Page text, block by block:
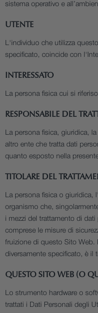
sistema operativo e
UTENTE
L'individuo che utilizza
specificato, coincide con
INTERESSATO
La persona fisica cui si
RESPONSABILE DEL
La persona fisica, giuridica,
altro ente che tratta dati
quanto esposto nella
TITOLARE DEL
La persona fisica o giuridica,
organismo che,
i mezzi del trattamento di
comprese le misure di
fruizione di questo Sito Web.
diversamente specificato, è il
QUESTO SITO WEB (O
Lo strumento hardware o
trattati i Dati Personali degli